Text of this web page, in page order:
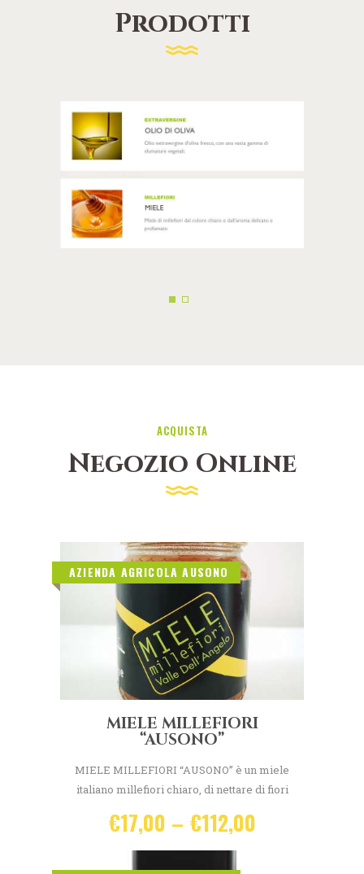
Prodotti
ACQUISTA
Negozio Online
AZIENDA AGRICOLA AUSONO
MIELE MILLEFIORI
“AUSONO”
MIELE MILLEFIORI “AUSONO” è un miele
italiano millefiori chiaro, di nettare di fiori
LOC.DESTRE
€17,00 – €112,00